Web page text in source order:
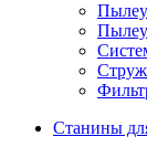
Станины